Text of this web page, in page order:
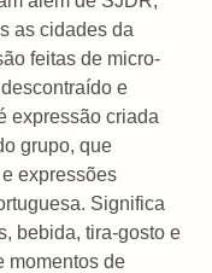
as cidades da
feitas de micro-
e
expressão criada
grupo, que
expressões
Significa
bebida, tira-gosto e
momentos de